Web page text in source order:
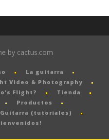
by cactus.com
La guitarra
Video & Photography
Flight?
Tienda
Productos
(tutoriales)